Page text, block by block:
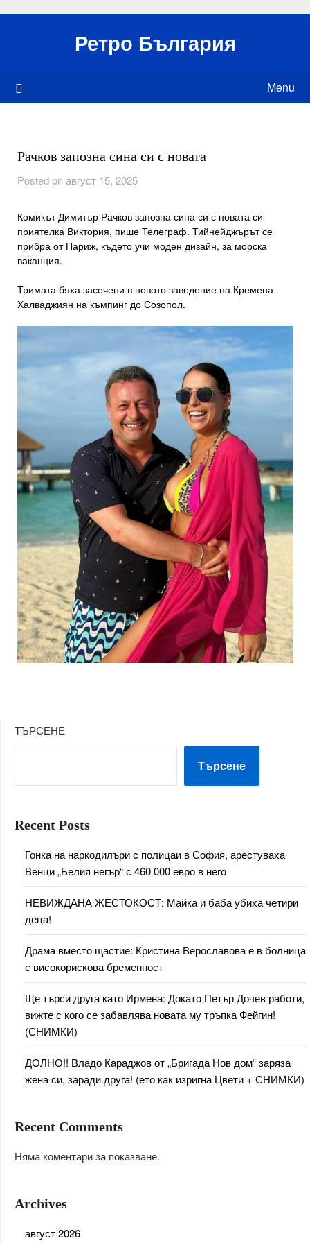
Ретро България
Menu
Рачков запозна сина си с новата
Posted on август 15, 2025
Комикът Димитър Рачков запозна сина си с новата си
приятелка Виктория, пише Телеграф. Тийнейджърът се
прибра от Париж, където учи моден дизайн, за морска
ваканция.
Тримата бяха засечени в новото заведение на Кремена
Халваджиян на къмпинг до Созопол.
ТЪРСЕНЕ
Търсене
Recent Posts
Гонка на наркодилъри с полицаи в София, арестуваха
Венци „Белия негър“ с 460 000 евро в него
НЕВИЖДАНА ЖЕСТОКОСТ: Майка и баба убиха четири
деца!
Драма вместо щастие: Кристина Верославова е в болница
с високорискова бременност
Ще търси друга като Ирмена: Докато Петър Дочев работи,
вижте с кого се забавлява новата му тръпка Фейгин!
(СНИМКИ)
ДОЛНО!! Владо Караджов от „Бригада Нов дом“ заряза
жена си, заради друга! (ето как изригна Цвети + СНИМКИ)
Recent Comments
Няма коментари за показване.
Archives
август 2026